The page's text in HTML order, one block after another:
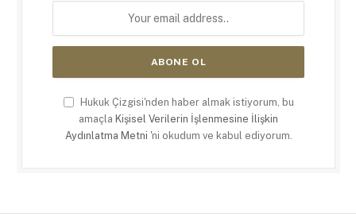
Hukuk Çizgisi'nden haber almak istiyorum, bu
amaçla Kişisel Verilerin İşlenmesine İlişkin
Aydınlatma Metni 'ni okudum ve kabul ediyorum.